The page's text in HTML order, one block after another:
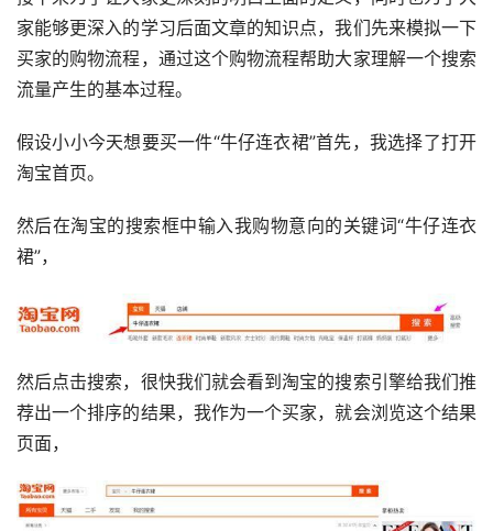
家能够更深入的学习后面文章的知识点，我们先来模拟一下
买家的购物流程，通过这个购物流程帮助大家理解一个搜索
流量产生的基本过程。
假设小小今天想要买一件“牛仔连衣裙”首先，我选择了打开
淘宝首页。
然后在淘宝的搜索框中输入我购物意向的关键词“牛仔连衣
裙”，
然后点击搜索，很快我们就会看到淘宝的搜索引擎给我们推
荐出一个排序的结果，我作为一个买家，就会浏览这个结果
页面，